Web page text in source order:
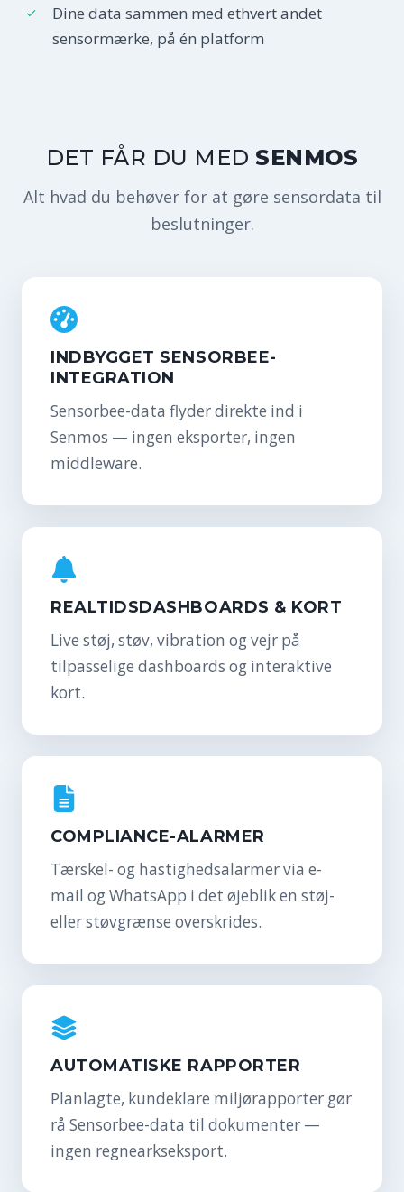
Dine data sammen med ethvert andet
sensormærke, på én platform
DET FÅR DU MED SENMOS
Alt hvad du behøver for at gøre sensordata til
beslutninger.
INDBYGGET SENSORBEE-
INTEGRATION
Sensorbee-data flyder direkte ind i
Senmos — ingen eksporter, ingen
middleware.
REALTIDSDASHBOARDS & KORT
Live støj, støv, vibration og vejr på
tilpasselige dashboards og interaktive
kort.
COMPLIANCE-ALARMER
Tærskel- og hastighedsalarmer via e-
mail og WhatsApp i det øjeblik en støj-
eller støvgrænse overskrides.
AUTOMATISKE RAPPORTER
Planlagte, kundeklare miljørapporter gør
rå Sensorbee-data til dokumenter —
ingen regnearkseksport.